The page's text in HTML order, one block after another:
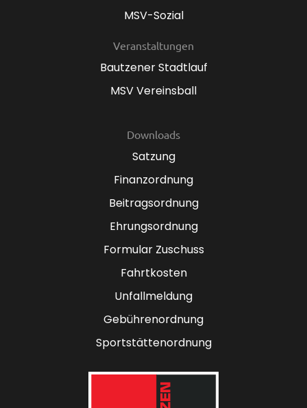
MSV-Sozial
Veranstaltungen
Bautzener Stadtlauf
MSV Vereinsball
Downloads
Satzung
Finanzordnung
Beitragsordnung
Ehrungsordnung
Formular Zuschuss
Fahrtkosten
Unfallmeldung
Gebührenordnung
Sportstättenordnung